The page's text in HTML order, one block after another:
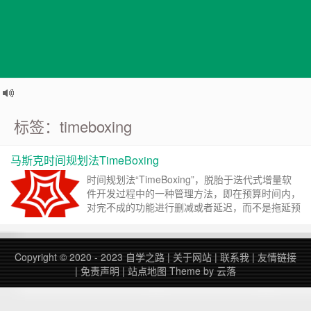
标签：timeboxing
马斯克时间规划法TimeBoxing
时间规划法“TimeBoxing”，脱胎于迭代式增量软
件开发过程中的一种管理方法，即在预算时间内，
对完不成的功能进行删减或者延迟，而不是拖延预
的待办事项设定固定的完成时限，并将其列入你的
日程当中。但需要注意的是，它和我们目前看到
的，市场上大量的待办事项清单类管理方式，有着
本质的不同。 TimeBoxing的内核，是创造了一个
时间限制。它不是时间线，而是“时间盒”；事务被
Copyright © 2020 - 2023 自学之路 | 关于网站 | 联系我 | 友情链接
| 免责声明 | 站点地图 Theme by 云落